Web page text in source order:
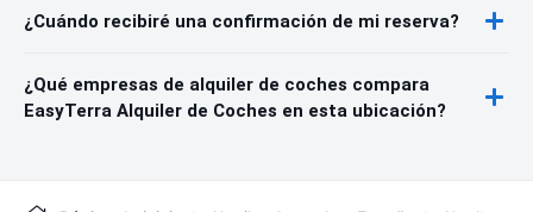
¿Cuándo recibiré una confirmación de mi reserva?
¿Qué empresas de alquiler de coches compara
EasyTerra Alquiler de Coches en esta ubicación?